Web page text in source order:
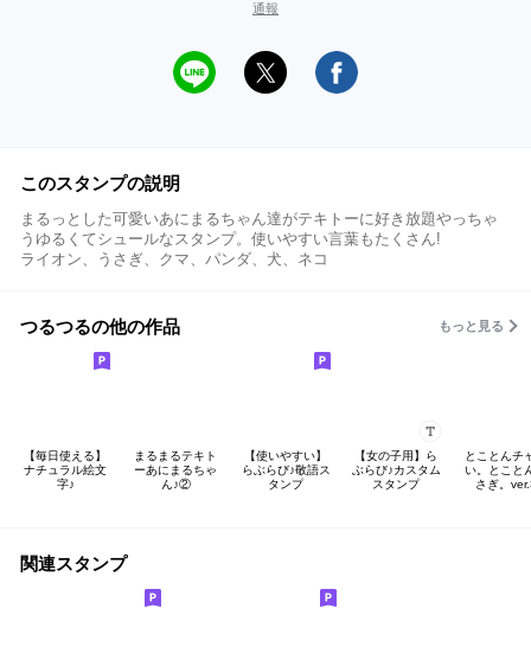
通報
このスタンプの説明
まるっとした可愛いあにまるちゃん達がテキトーに好き放題やっちゃ
うゆるくてシュールなスタンプ。使いやすい言葉もたくさん!
ライオン、うさぎ、クマ、パンダ、犬、ネコ
つるつるの他の作品 もっと見る
【毎日使える】
ナチュラル絵文
字♪
まるまるテキト
ーあにまるちゃ
ん♪②
【使いやすい】
らぶらび♪敬語ス
タンプ
【女の子用】ら
ぶらび♪カスタム
スタンプ
とことんチ
い。とこと
さぎ。
関連スタンプ